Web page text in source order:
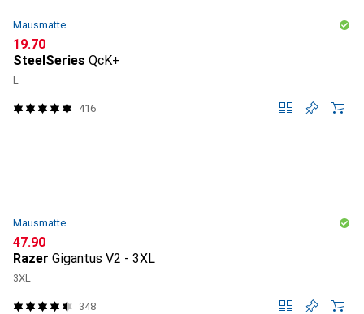
Mausmatte
CHF
19.70
SteelSeries QcK+
L
416
Mausmatte
CHF
47.90
Razer Gigantus V2 - 3XL
3XL
348